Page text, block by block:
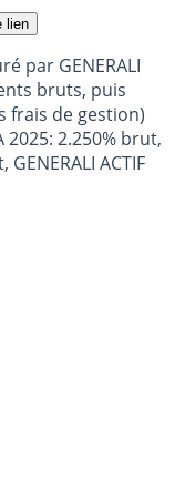
lien
par GENERALI
bruts, puis
frais de gestion)
2025: 2.250% brut,
GENERALI ACTIF